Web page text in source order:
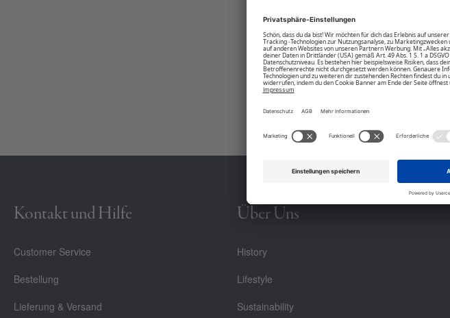
Kontakt und Hilfe
Customer Service
Bestellung
Lieferung & Versand
Über Uns
History
Lifestyle
Sustainability